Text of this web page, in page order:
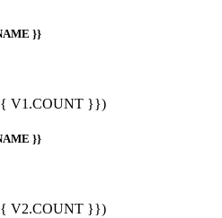
}}
V1.COUNT }})
}}
V2.COUNT }})